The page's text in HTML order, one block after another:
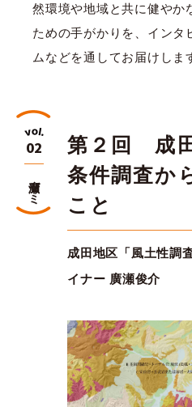
然環境や地域と共に健やか
ための手がかりを、インタ
ムなどを通してお届けしま
第２回 成
条件調査か
こと
成田地区「風土性調
イナー 廣瀬俊介
02
廣瀬ゼミ